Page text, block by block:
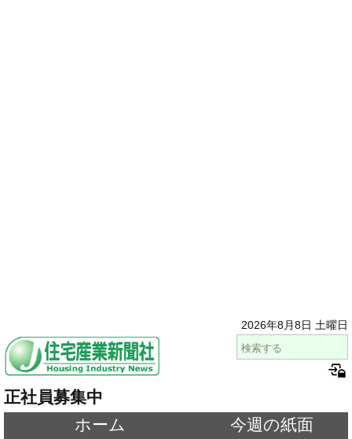
2026年8月8日 土曜日
正社員募集中
ホーム
今週の紙面